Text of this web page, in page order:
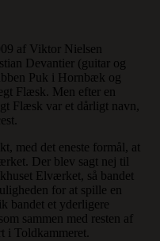
af Viktor Nielsen
Devantier (guitar og
Puk i Hornbæk og
Flæsk. Men efter en
Flæsk var et dårligt navn,
med det eneste formål, at
Der blev sagt nej til
Elværket, så bandet
for at spille en
bandet et yderligere
sammen med resten af
i Toldkammeret.